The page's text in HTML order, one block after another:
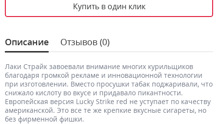
Купить в один клик
Описание Отзывов (0)
Лаки Страйк завоевали внимание многих курильщиков
благодаря громкой рекламе и инновационной технологии
при изготовлении. Вместо просушки табак поджаривали, что
снижало кислоту во вкусе и придавало пикантности.
Европейская версия Lucky Strike red не уступает по качеству
американской. Это все те же крепкие вкусные сигареты, но
без фирменной фишки.